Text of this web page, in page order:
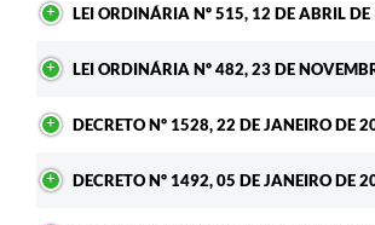
LEI ORDINÁRIA Nº 515, 12 DE ABRIL
LEI ORDINÁRIA Nº 482, 23 DE
DECRETO Nº 1528, 22 DE JANEIRO DE
DECRETO Nº 1492, 05 DE JANEIRO DE